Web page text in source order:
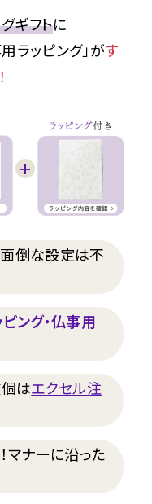
ギフトに
用ラッピング」がす
倒な設定は不
ング・仏事用
はエクセル注
マナーに沿った